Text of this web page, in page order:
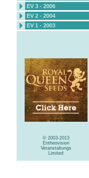
EV 3 - 2006
EV 2 - 2004
EV 1 - 2003
© 2003-2013
Entheovision
Veranstaltungs
Limited